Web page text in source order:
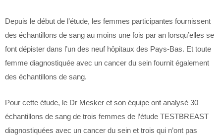
Depuis le début de l’étude, les femmes participantes fournissent
des échantillons de sang au moins une fois par an lorsqu’elles se
font dépister dans l’un des neuf hôpitaux des Pays-Bas. Et toute
femme diagnostiquée avec un cancer du sein fournit également
des échantillons de sang.
Pour cette étude, le Dr Mesker et son équipe ont analysé 30
échantillons de sang de trois femmes de l’étude TESTBREAST
diagnostiquées avec un cancer du sein et trois qui n’ont pas